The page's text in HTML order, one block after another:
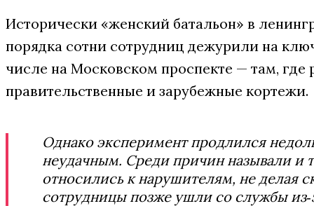
Исторически «женский батальон» в
порядка сотни сотрудниц дежурили на
числе на Московском проспекте — там, где
правительственные и зарубежные кортежи.
Однако эксперимент продлился
неудачным. Среди причин называли и
относились к нарушителям, не делая
сотрудницы позже ушли со службы